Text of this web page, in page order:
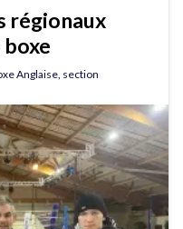
régionaux
Anglaise, section